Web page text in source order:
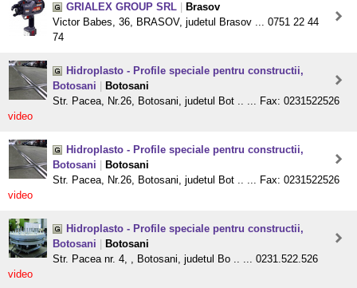
GRIALEX GROUP SRL
Brasov
Victor Babes, 36, BRASOV, judetul Brasov ... 0751 22 44
74
Hidroplasto - Profile speciale pentru constructii,
Botosani
Botosani
Str. Pacea, Nr.26, Botosani, judetul Bot .. ... Fax: 0231522526
video
Hidroplasto - Profile speciale pentru constructii,
Botosani
Botosani
Str. Pacea, Nr.26, Botosani, judetul Bot .. ... Fax: 0231522526
video
Hidroplasto - Profile speciale pentru constructii,
Botosani
Botosani
Str. Pacea nr. 4, , Botosani, judetul Bo .. ... 0231.522.526
video